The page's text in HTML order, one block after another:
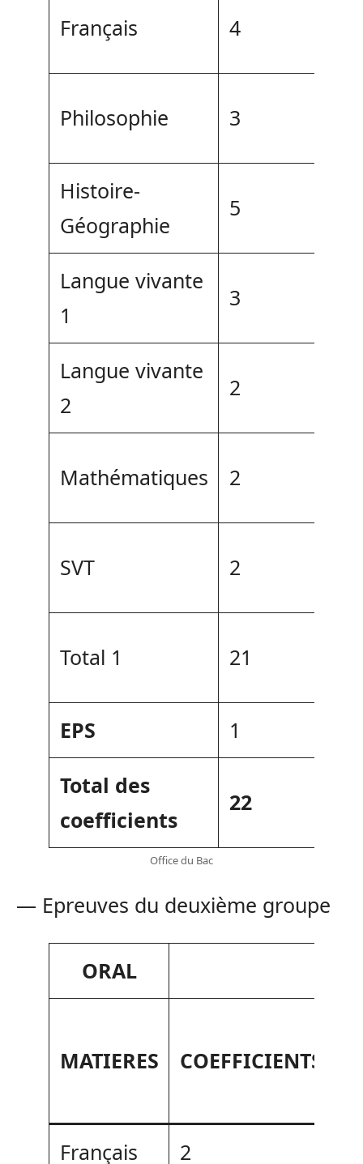
Français 4
Philosophie 3
Histoire-
Géographie
5
Langue vivante
1
3
Langue vivante
2
2
Mathématiques 2
SVT 2
Total 1 21
EPS
1
Total des
coefficients
22
Office du Bac
— Epreuves du deuxième groupe
ORAL
MATIERES COEFFICIENTS
Français 2